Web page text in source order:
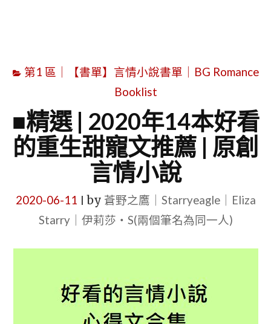
第1 區｜【書單】言情小說書單｜BG Romance
Booklist
■精選 | 2020年14本好看
的重生甜寵文推薦 | 原創
言情小說
2020-06-11 by 蒼野之鷹｜Starryeagle｜Eliza
Starry｜伊莉莎・S(兩個筆名為同一人)